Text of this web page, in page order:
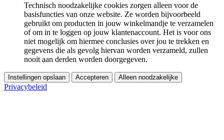
Technisch noodzakelijke cookies zorgen alleen voor de
basisfuncties van onze website. Ze worden bijvoorbeeld
gebruikt om producten in jouw winkelmandje te verzamelen
of om in te loggen op jouw klantenaccount. Het is voor ons
niet mogelijk om hiermee conclusies over jou te trekken en
gegevens die als gevolg hiervan worden verzameld, zullen
nooit aan derden worden doorgegeven.
Instellingen opslaan Accepteren Alleen noodzakelijke
Privacybeleid